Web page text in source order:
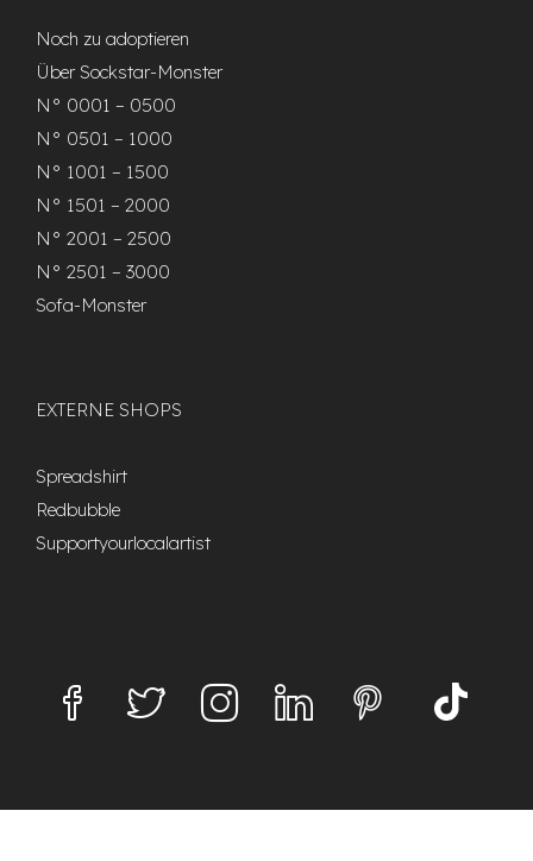
Noch zu adoptieren
Über Sockstar-Monster
N° 0001 – 0500
N° 0501 – 1000
N° 1001 – 1500
N° 1501 – 2000
N° 2001 – 2500
N° 2501 – 3000
Sofa-Monster
EXTERNE SHOPS
Spreadshirt
Redbubble
Supportyourlocalartist